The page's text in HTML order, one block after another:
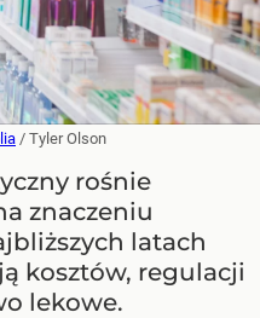
/ Tyler Olson
rośnie
znaczeniu
latach
kosztów, regulacji
lekowe.